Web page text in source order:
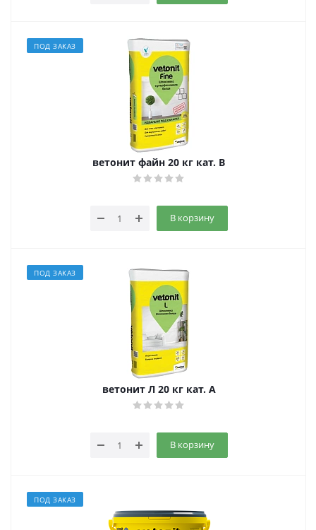
ПОД ЗАКАЗ
ветонит файн 20 кг кат. B
В корзину
ПОД ЗАКАЗ
ветонит Л 20 кг кат. A
В корзину
ПОД ЗАКАЗ